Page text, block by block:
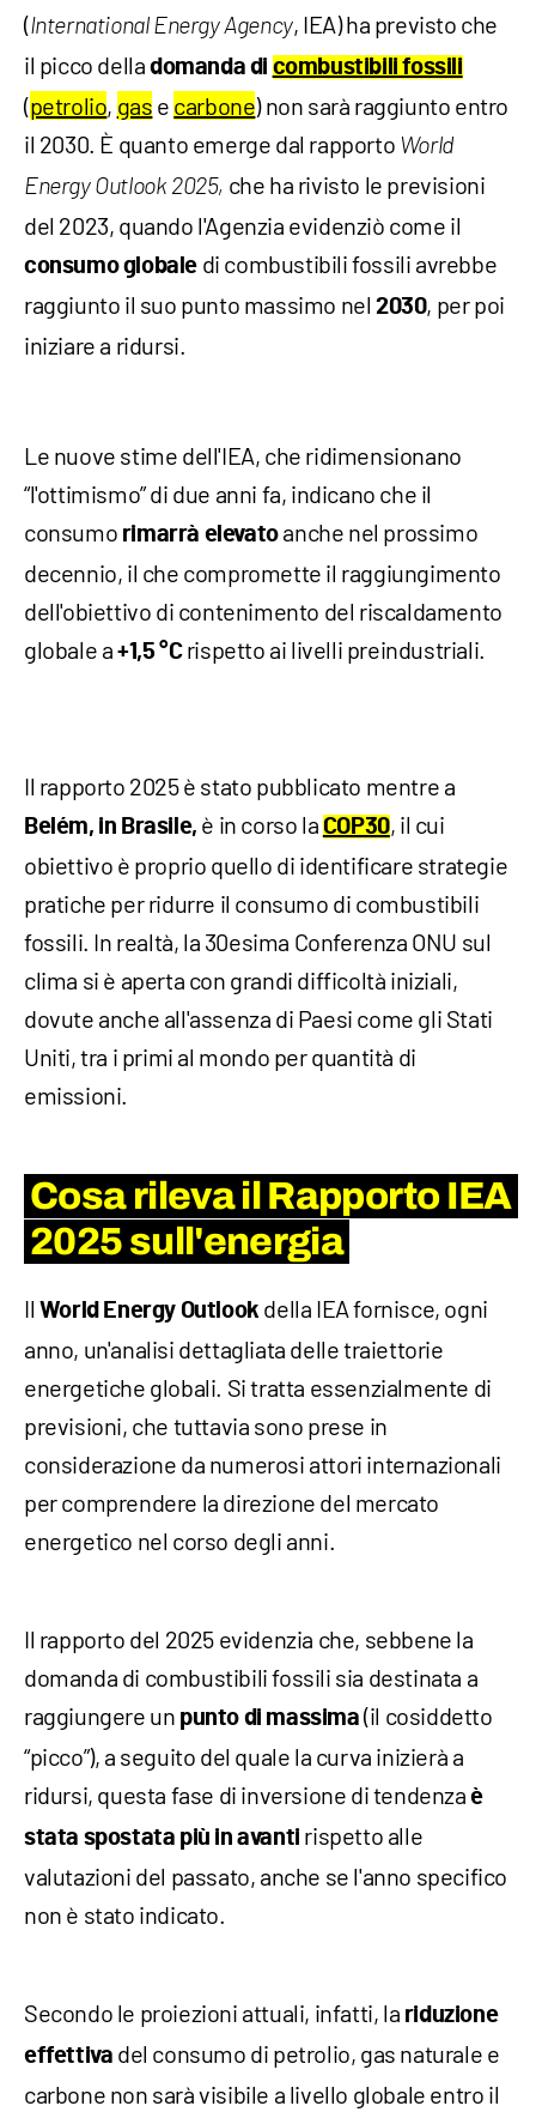
(International Energy Agency, IEA) ha previsto che
il picco della domanda di combustibili fossili
(petrolio, gas e carbone) non sarà raggiunto entro
il 2030. È quanto emerge dal rapporto World
Energy Outlook 2025, che ha rivisto le previsioni
del 2023, quando l'Agenzia evidenziò come il
consumo globale di combustibili fossili avrebbe
raggiunto il suo punto massimo nel2030, per poi
iniziare a ridursi.
Le nuove stime dell'IEA, che ridimensionano
“l'ottimismo” di due anni fa, indicano che il
consumo rimarrà elevatoanche nel prossimo
decennio, il che compromette il raggiungimento
dell'obiettivo di contenimento del riscaldamento
globale a +1,5 °Crispetto ai livelli preindustriali.
Il rapporto 2025 è stato pubblicato mentre a
Belém, in Brasile, è in corso la COP30, il cui
obiettivo è proprio quello di identificare strategie
pratiche per ridurre il consumo di combustibili
fossili. In realtà, la 30esima Conferenza ONU sul
clima si è aperta con grandi difficoltà iniziali,
dovute anche all'assenza di Paesi come gli Stati
Uniti, tra i primi al mondo per quantità di
emissioni.
Cosa rileva il Rapporto IEA
2025 sull'energia
Il World Energy Outlook della IEA fornisce, ogni
anno, un'analisi dettagliata delle traiettorie
energetiche globali. Si tratta essenzialmente di
previsioni, che tuttavia sono prese in
considerazione da numerosi attori internazionali
per comprendere la direzione del mercato
energetico nel corso degli anni.
Il rapporto del 2025 evidenzia che, sebbene la
domanda di combustibili fossili sia destinata a
raggiungere un punto di massima (il cosiddetto
“picco”), a seguito del quale la curva inizierà a
ridursi, questa fase di inversione di tendenza è
stata spostata più in avanti rispetto alle
valutazioni del passato, anche se l'anno specifico
non è stato indicato.
Secondo le proiezioni attuali, infatti, la riduzione
effettiva del consumo di petrolio, gas naturale e
carbone non sarà visibile a livello globale entro il